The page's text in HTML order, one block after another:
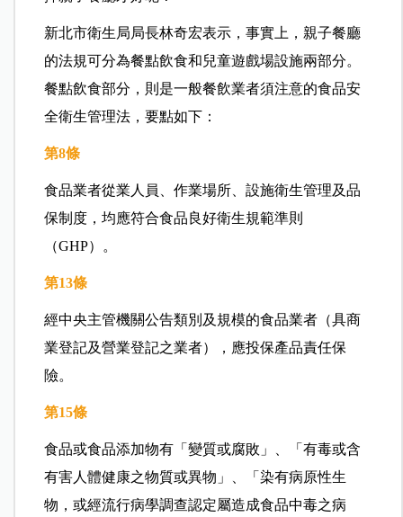
新北市衛生局局長林奇宏表示，事實上，親子餐廳
的法規可分為餐點飲食和兒童遊戲場設施兩部分。
餐點飲食部分，則是一般餐飲業者須注意的食品安
全衛生管理法，要點如下：
第8條
食品業者從業人員、作業場所、設施衛生管理及品
保制度，均應符合食品良好衛生規範準則
（GHP）。
第13條
經中央主管機關公告類別及規模的食品業者（具商
業登記及營業登記之業者），應投保產品責任保
險。
第15條
食品或食品添加物有「變質或腐敗」、「有毒或含
有害人體健康之物質或異物」、「染有病原性生
物，或經流行病學調查認定屬造成食品中毒之病